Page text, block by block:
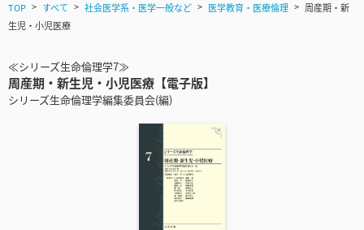
TOP すべて 社会医学系・医学一般など 医学教育・医療倫理
周産期・新
生児・小児医療
≪シリーズ生命倫理学7≫
周産期・新生児・小児医療【電子版】
シリーズ生命倫理学編集委員会(編)